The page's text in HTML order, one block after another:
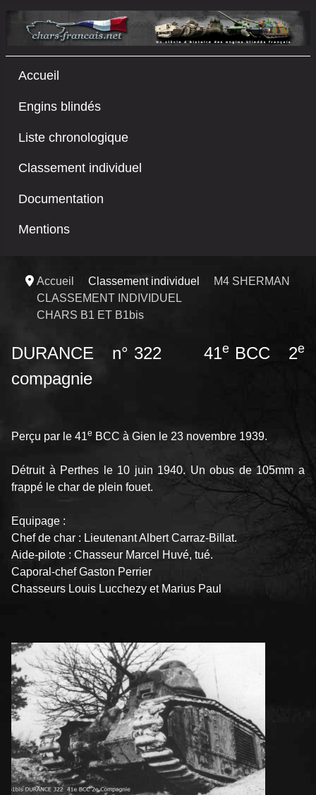
Accueil
Engins blindés
Liste chronologique
Classement individuel
Documentation
Mentions
Accueil Classement individuel
M4 SHERMAN
CLASSEMENT INDIVIDUEL
CHARS B1 ET B1bis
DURANCE n° 322 41eBCC 2e
compagnie
Perçu par le 41e BCC à Gien le 23 novembre 1939.
Détruit à Perthes le 10 juin 1940. Un obus de 105mm a
frappé le char de plein fouet.
Equipage :
Chef de char : Lieutenant Albert Carraz-Billat.
Aide-pilote : Chasseur Marcel Huvé, tué.
Caporal-chef Gaston Perrier
Chasseurs Louis Lucchezy et Marius Paul